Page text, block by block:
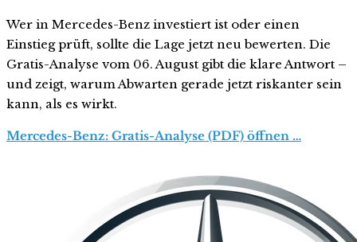
Wer in Mercedes-Benz investiert ist oder einen
Einstieg prüft, sollte die Lage jetzt neu bewerten. Die
Gratis-Analyse vom 06. August gibt die klare Antwort –
und zeigt, warum Abwarten gerade jetzt riskanter sein
kann, als es wirkt.
Mercedes-Benz: Gratis-Analyse (PDF) öffnen …